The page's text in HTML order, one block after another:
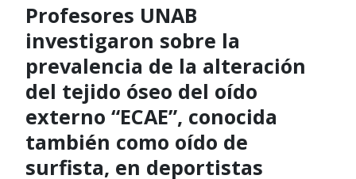
Profesores UNAB
investigaron sobre la
prevalencia de la alteración
del tejido óseo del oído
externo “ECAE”, conocida
también como oído de
surfista, en deportistas